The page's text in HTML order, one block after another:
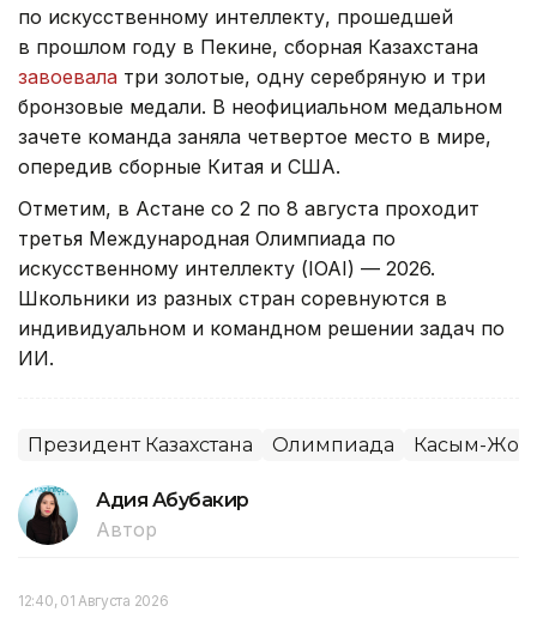
по искусственному интеллекту, прошедшей
в прошлом году в Пекине, сборная Казахстана
завоевала три золотые, одну серебряную и три
бронзовые медали. В неофициальном медальном
зачете команда заняла четвертое место в мире,
опередив сборные Китая и США.
Отметим, в Астане со 2 по 8 августа проходит
третья Международная Олимпиада по
искусственному интеллекту (IOAI) — 2026.
Школьники из разных стран соревнуются в
индивидуальном и командном решении задач по
ИИ.
Президент Казахстана Олимпиада Касым-
Адия Абубакир
Автор
12:40, 01 Августа 2026